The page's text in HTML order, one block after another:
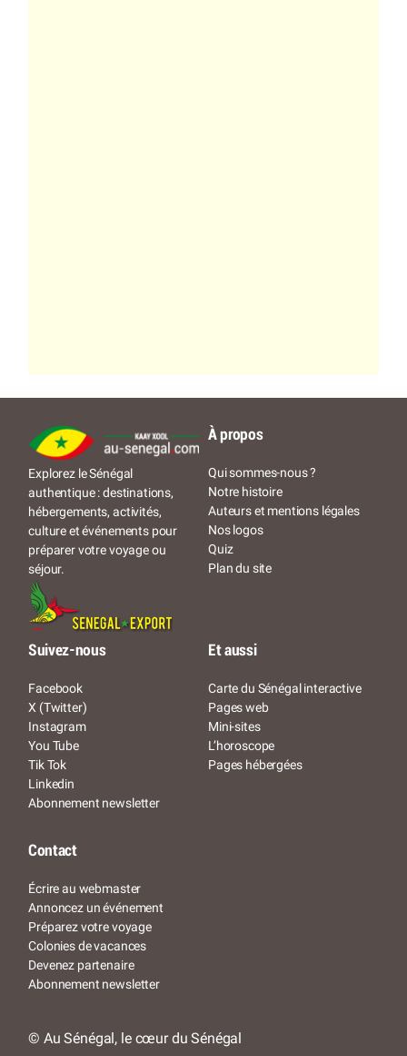
Explorez le Sénégal
authentique : destinations,
hébergements, activités,
culture et événements pour
préparer votre voyage ou
séjour.
À propos
Qui sommes-nous ?
Notre histoire
Auteurs et mentions légales
Nos logos
Quiz
Plan du site
Suivez-nous
Facebook
X (Twitter)
Instagram
You Tube
Tik Tok
Linkedin
Abonnement newsletter
Et aussi
Carte du Sénégal interactive
Pages web
Mini-sites
L’horoscope
Pages hébergées
Contact
Écrire au webmaster
Annoncez un événement
Préparez votre voyage
Colonies de vacances
Devenez partenaire
Abonnement newsletter
© Au Sénégal, le cœur du Sénégal